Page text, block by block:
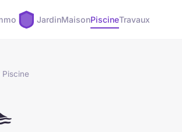
JardinMaisonPiscineTravaux
Piscine